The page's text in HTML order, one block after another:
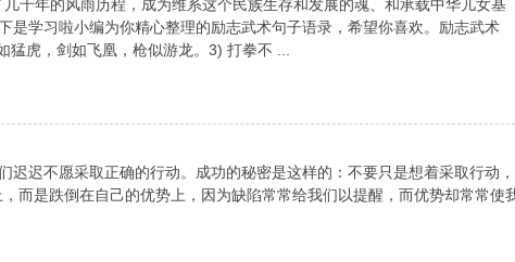
千年的风雨历程，成为维系这个民族生存和发展的魂、和承载中华儿女基
是学习啦小编为你精心整理的励志武术句子语录，希望你喜欢。励志武术
虎，剑如飞凰，枪似游龙。3) 打拳不 ...
迟迟不愿采取正确的行动。成功的秘密是这样的：不要只是想着采取行动
而是跌倒在自己的优势上，因为缺陷常常给我们以提醒，而优势却常常使